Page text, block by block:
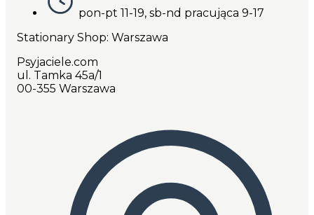
pon-pt 11-19, sb-nd pracująca 9-17
Stationary Shop: Warszawa
Psyjaciele.com
ul. Tamka 45a/1
00-355 Warszawa